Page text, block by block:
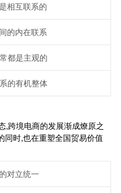
相互联系的
的内在联系
都是主观的
的有机整体
,跨境电商的发展渐成燎原之
同时,也在重塑全国贸易价值
对立统一